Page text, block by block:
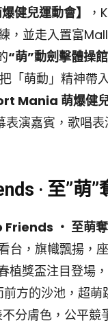
兒運動會】
，並走入置富
“萌”動劍擊體操館
「萌動」精神帶
Mania 萌爆健兒
表演嘉賓，歌唱
‧ 至”萌
‧ 至萌奪
台，旗幟飄揚，
植獎盃注目登場
方的沙池，超
分膚色，公平